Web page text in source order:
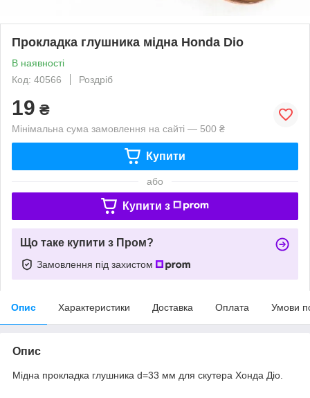
Прокладка глушника мідна Honda Dio
В наявності
Код: 40566
Роздріб
19 ₴
Мінімальна сума замовлення на сайті — 500 ₴
Купити
або
Купити з
Що таке купити з Пром?
Замовлення під захистом
Опис Характеристики Доставка Оплата Умови
Опис
Мідна прокладка глушника d=33 мм для скутера Хонда Діо.